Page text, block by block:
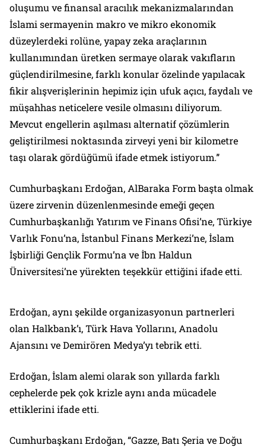
oluşumu ve finansal aracılık mekanizmalarından
İslami sermayenin makro ve mikro ekonomik
düzeylerdeki rolüne, yapay zeka araçlarının
kullanımından üretken sermaye olarak vakıfların
güçlendirilmesine, farklı konular özelinde yapılacak
fikir alışverişlerinin hepimiz için ufuk açıcı, faydalı ve
müşahhas neticelere vesile olmasını diliyorum.
Mevcut engellerin aşılması alternatif çözümlerin
geliştirilmesi noktasında zirveyi yeni bir kilometre
taşı olarak gördüğümü ifade etmek istiyorum.”
Cumhurbaşkanı Erdoğan, AlBaraka Form başta olmak
üzere zirvenin düzenlenmesinde emeği geçen
Cumhurbaşkanlığı Yatırım ve Finans Ofisi’ne, Türkiye
Varlık Fonu’na, İstanbul Finans Merkezi’ne, İslam
İşbirliği Gençlik Formu’na ve İbn Haldun
Üniversitesi’ne yürekten teşekkür ettiğini ifade etti.
Erdoğan, aynı şekilde organizasyonun partnerleri
olan Halkbank’ı, Türk Hava Yollarını, Anadolu
Ajansını ve Demirören Medya’yı tebrik etti.
Erdoğan, İslam alemi olarak son yıllarda farklı
cephelerde pek çok krizle aynı anda mücadele
ettiklerini ifade etti.
Cumhurbaşkanı Erdoğan, “Gazze, Batı Şeria ve Doğu